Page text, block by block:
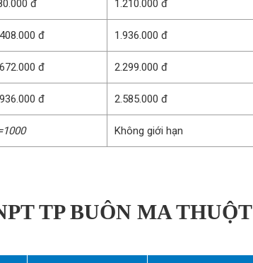
đ 1.210.000 đ
đ 1.936.000 đ
đ 2.299.000 đ
đ 2.585.000 đ
Không giới hạn
TP BUÔN MA THUỘT